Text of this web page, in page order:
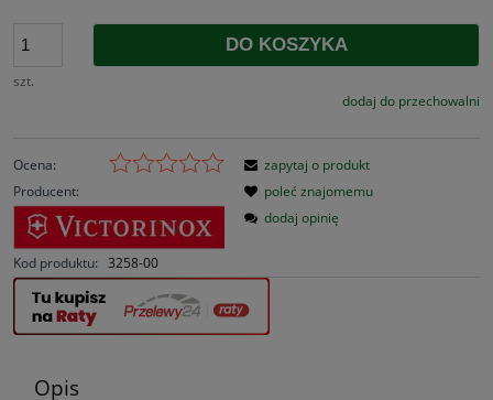
szt.
DO KOSZYKA
dodaj do przechowalni
Ocena:
Producent:
Kod produktu: 3258-00
zapytaj o produkt
poleć znajomemu
dodaj opinię
Opis